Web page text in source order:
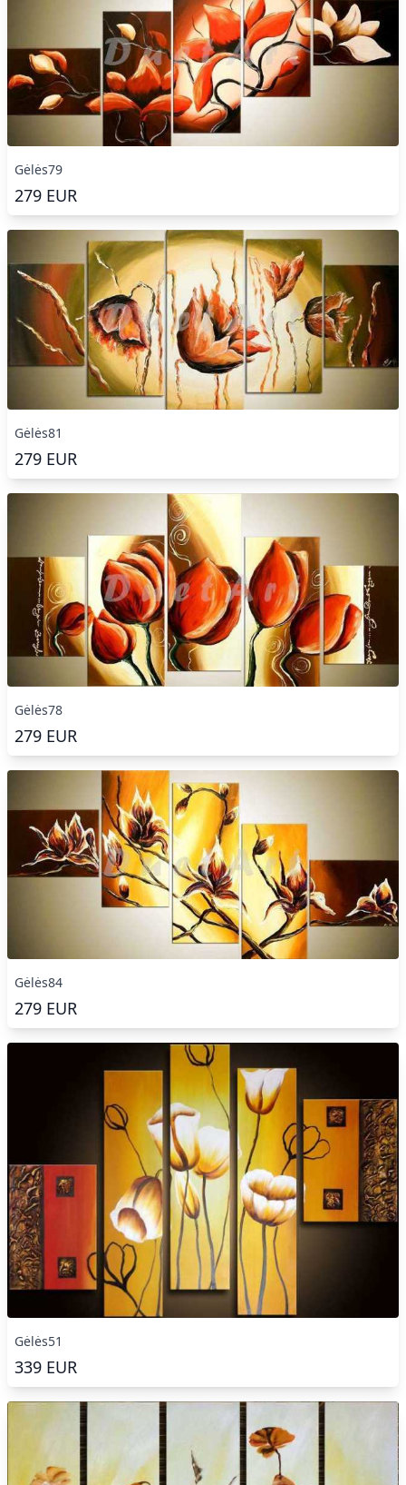
Gėlės79
279 EUR
Gėlės81
279 EUR
Gėlės78
279 EUR
Gėlės84
279 EUR
Gėlės51
339 EUR